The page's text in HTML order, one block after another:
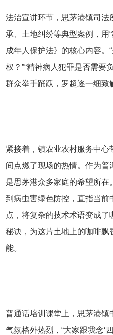
法治宣讲环节，思茅港镇司法
承、土地纠纷等典型案例，用
成年人保护法》的核心内容。
权？”“精神病人犯罪是否需要
群众举手踊跃，罗超逐一细
紧接着，镇农业农村服务中心
间点燃了现场的热情。作为普
是思茅港众多家庭的希望所在
到病虫害绿色防控，直指当前
点，将复杂的技术术语变成
秘诀，为这片土地上的咖啡飘
能。
普通话培训课堂上，思茅港镇
气氛格外热烈，“大家跟我念‘